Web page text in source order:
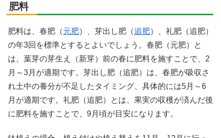
肥料
肥料は、春肥（元肥）、芽出し肥（追肥）、礼肥（追肥）
の年3回を標準とするとよいでしょう。春肥（元肥）と
は、葉芽の芽生え（新芽）前の春に肥料を施すことで、2
月～3月が適期です。芽出し肥（追肥）は、春肥が吸収さ
れ土中の養分が不足したタイミング、具体的には5月～6
月が適期です。礼肥（追肥）とは、果実の収穫が済んだ後
に肥料を施すことで、9月頃が目安になります。